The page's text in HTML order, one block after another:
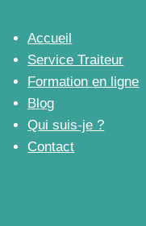
Accueil
Service Traiteur
Formation en ligne
Blog
Qui suis-je ?
Contact